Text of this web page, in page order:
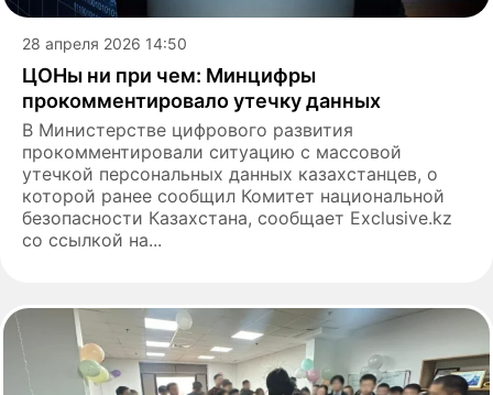
28 апреля 2026 14:50
ЦОНы ни при чем: Минцифры
прокомментировало утечку данных
В Министерстве цифрового развития
прокомментировали ситуацию с массовой
утечкой персональных данных казахстанцев, о
которой ранее сообщил Комитет национальной
безопасности Казахстана, сообщает Еxclusive.kz
со ссылкой на...